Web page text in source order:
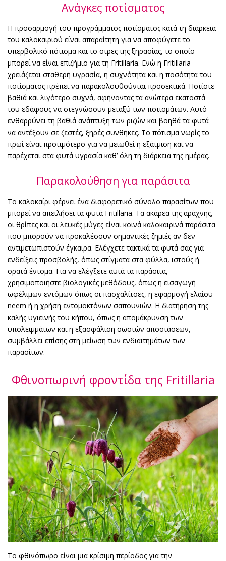
Ανάγκες ποτίσματος
Η προσαρμογή του προγράμματος ποτίσματος κατά τη διάρκεια
του καλοκαιριού είναι απαραίτητη για να αποφύγετε το
υπερβολικό πότισμα και το στρες της ξηρασίας, το οποίο
μπορεί να είναι επιζήμιο για τη Fritillaria. Ενώ η Fritillaria
χρειάζεται σταθερή υγρασία, η συχνότητα και η ποσότητα του
ποτίσματος πρέπει να παρακολουθούνται προσεκτικά. Ποτίστε
βαθιά και λιγότερο συχνά, αφήνοντας τα ανώτερα εκατοστά
του εδάφους να στεγνώσουν μεταξύ των ποτισμάτων. Αυτό
ενθαρρύνει τη βαθιά ανάπτυξη των ριζών και βοηθά τα φυτά
να αντέξουν σε ζεστές, ξηρές συνθήκες. Το πότισμα νωρίς το
πρωί είναι προτιμότερο για να μειωθεί η εξάτμιση και να
παρέχεται στα φυτά υγρασία καθ’ όλη τη διάρκεια της ημέρας.
Παρακολούθηση για παράσιτα
Το καλοκαίρι φέρνει ένα διαφορετικό σύνολο παρασίτων που
μπορεί να απειλήσει τα φυτά Fritillaria. Τα ακάρεα της αράχνης,
οι θρίπες και οι λευκές μύγες είναι κοινά καλοκαιρινά παράσιτα
που μπορούν να προκαλέσουν σημαντικές ζημιές αν δεν
αντιμετωπιστούν έγκαιρα. Ελέγχετε τακτικά τα φυτά σας για
ενδείξεις προσβολής, όπως στίγματα στα φύλλα, ιστούς ή
ορατά έντομα. Για να ελέγξετε αυτά τα παράσιτα,
χρησιμοποιήστε βιολογικές μεθόδους, όπως η εισαγωγή
ωφέλιμων εντόμων όπως οι πασχαλίτσες, η εφαρμογή ελαίου
neem ή η χρήση εντομοκτόνων σαπουνιών. Η διατήρηση της
καλής υγιεινής του κήπου, όπως η απομάκρυνση των
υπολειμμάτων και η εξασφάλιση σωστών αποστάσεων,
συμβάλλει επίσης στη μείωση των ενδιαιτημάτων των
παρασίτων.
Φθινοπωρινή φροντίδα της Fritillaria
Το φθινόπωρο είναι μια κρίσιμη περίοδος για την